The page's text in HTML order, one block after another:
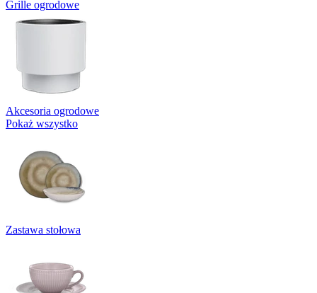
Grille ogrodowe
Akcesoria ogrodowe
Pokaż wszystko
Zastawa stołowa